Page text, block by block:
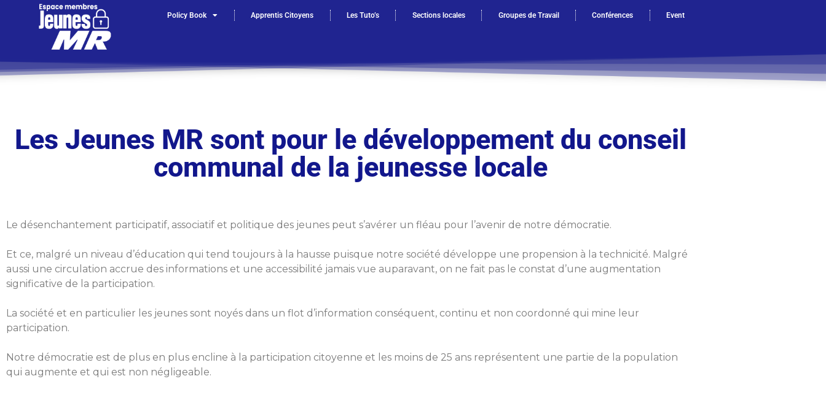
Policy Book Apprentis Citoyens Les Tuto’s Sections locales Groupes de Travail Conférences Event
Les Jeunes MR sont pour le développement du conseil
communal de la jeunesse locale
Le désenchantement participatif, associatif et politique des jeunes peut s’avérer un fléau pour l’avenir de notre démocratie.
Et ce, malgré un niveau d’éducation qui tend toujours à la hausse puisque notre société développe une propension à la technicité. Malgré
aussi une circulation accrue des informations et une accessibilité jamais vue auparavant, on ne fait pas le constat d’une augmentation
significative de la participation.
La société et en particulier les jeunes sont noyés dans un flot d’information conséquent, continu et non coordonné qui mine leur
participation.
Notre démocratie est de plus en plus encline à la participation citoyenne et les moins de 25 ans représentent une partie de la population
qui augmente et qui est non négligeable.